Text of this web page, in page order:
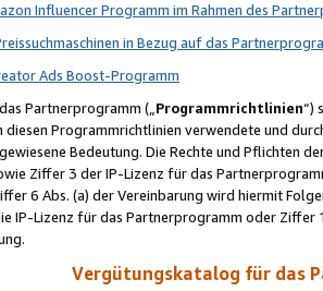
Influencer Programm im Rahmen des
in Bezug auf das
Ads Boost-Programm
Partnerprogramm („Programmrichtlinien“)
diesen Programmrichtlinien verwendete und
Bedeutung. Die Rechte und Pflichten
Ziffer 3 der IP-Lizenz für das
6 Abs. (a) der Vereinbarung wird hiermit
IP-Lizenz für das Partnerprogramm oder
Vergütungskatalog für das